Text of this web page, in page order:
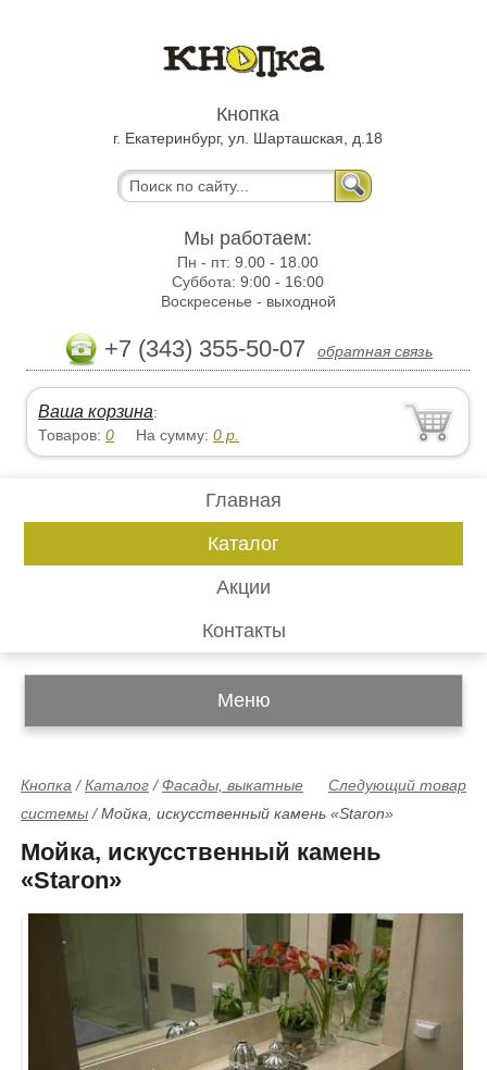
Кнопка
г. Екатеринбург, ул. Шарташская, д.18
Мы работаем:
Пн - пт:9.00 - 18.00
Суббота:9:00 - 16:00
Воскресенье - выходной
+7 (343) 355-50-07 обратная связь
Ваша корзина:
Товаров:0 На сумму:0 р.
Главная
Каталог
Акции
Контакты
Меню
Следующий товар
Кнопка /Каталог / Фасады, выкатные
системы /Мойка, искусственный камень «Staron»
Мойка, искусственный камень
«Staron»